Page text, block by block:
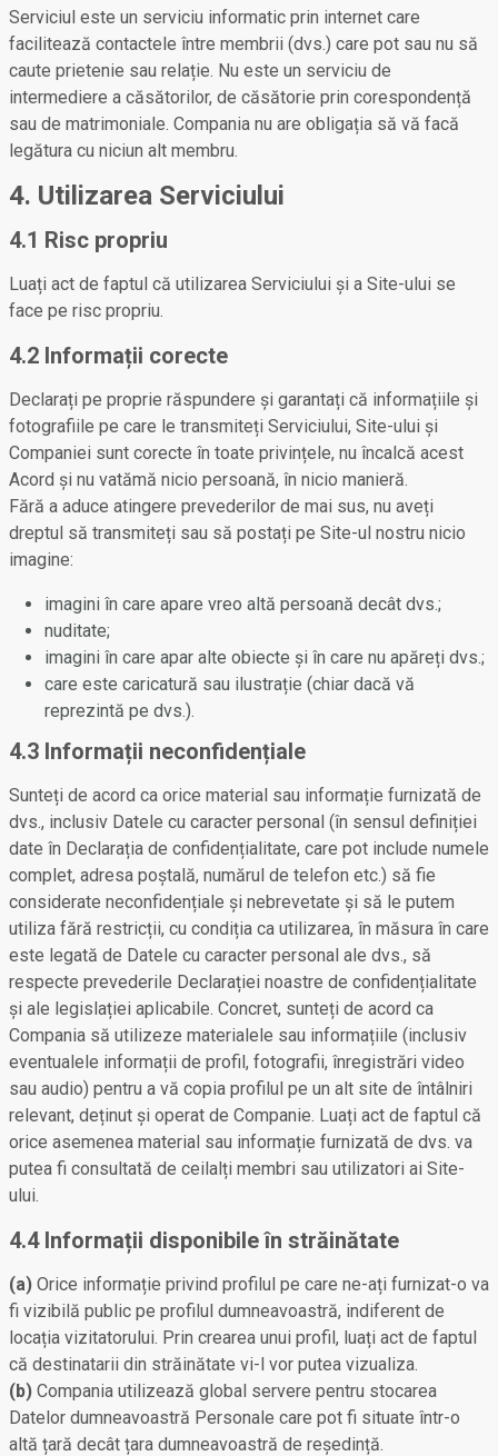
Serviciul este un serviciu informatic prin internet care
facilitează contactele între membrii (dvs.) care pot sau nu să
caute prietenie sau relație. Nu este un serviciu de
intermediere a căsătorilor, de căsătorie prin corespondență
sau de matrimoniale. Compania nu are obligația să vă facă
legătura cu niciun alt membru.
4. Utilizarea Serviciului
4.1 Risc propriu
Luați act de faptul că utilizarea Serviciului și a Site-ului se
face pe risc propriu.
4.2 Informații corecte
Declarați pe proprie răspundere și garantați că informațiile și
fotografiile pe care le transmiteți Serviciului, Site-ului și
Companiei sunt corecte în toate privințele, nu încalcă acest
Acord și nu vatămă nicio persoană, în nicio manieră.
Fără a aduce atingere prevederilor de mai sus, nu aveți
dreptul să transmiteți sau să postați pe Site-ul nostru nicio
imagine:
imagini în care apare vreo altă persoană decât dvs.;
nuditate;
imagini în care apar alte obiecte și în care nu apăreți dvs.;
care este caricatură sau ilustrație (chiar dacă vă
reprezintă pe dvs.).
4.3 Informații neconfidențiale
Sunteți de acord ca orice material sau informație furnizată de
dvs., inclusiv Datele cu caracter personal (în sensul definiției
date în Declarația de confidențialitate, care pot include numele
complet, adresa poștală, numărul de telefon etc.) să fie
considerate neconfidențiale și nebrevetate și să le putem
utiliza fără restricții, cu condiția ca utilizarea, în măsura în care
este legată de Datele cu caracter personal ale dvs., să
respecte prevederile Declarației noastre de confidențialitate
și ale legislației aplicabile. Concret, sunteți de acord ca
Compania să utilizeze materialele sau informațiile (inclusiv
eventualele informații de profil, fotografii, înregistrări video
sau audio) pentru a vă copia profilul pe un alt site de întâlniri
relevant, deținut și operat de Companie. Luați act de faptul că
orice asemenea material sau informație furnizată de dvs. va
putea fi consultată de ceilalți membri sau utilizatori ai Site-
ului.
4.4 Informații disponibile în străinătate
(a) Orice informație privind profilul pe care ne-ați furnizat-o va
fi vizibilă public pe profilul dumneavoastră, indiferent de
locația vizitatorului. Prin crearea unui profil, luați act de faptul
că destinatarii din străinătate vi-l vor putea vizualiza.
(b) Compania utilizează global servere pentru stocarea
Datelor dumneavoastră Personale care pot fi situate într-o
altă țară decât țara dumneavoastră de reședință.